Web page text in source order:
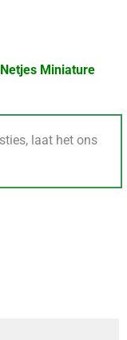
groet,
Miniature
laat het ons